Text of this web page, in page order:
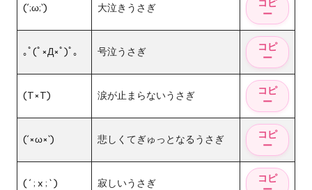
(´;ω;`) 大泣きうさぎ
｡ﾟ(ﾟ×Д×ﾟ)ﾟ｡ 号泣うさぎ
(T×T) 涙が止まらないうさぎ
(´×ω×`) 悲しくてぎゅっとなるうさぎ
( ´ ; x ; ` ) 寂しいうさぎ